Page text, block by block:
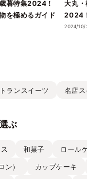
暮特集2024！
を極めるガイド
大丸
2024
ェック
2024/10/
ランスイーツ 名店
ぶ
和菓子 ロール
） カップケーキ